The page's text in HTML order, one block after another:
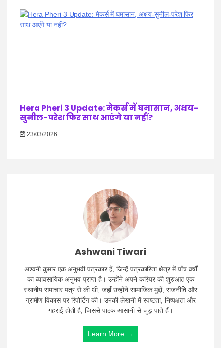
Hera Pheri 3 Update: मेकर्स में घमासान, अक्षय-
सुनील-परेश फिर साथ आएंगे या नहीं?
23/03/2026
Ashwani Tiwari
अश्वनी कुमार एक अनुभवी पत्रकार हैं, जिन्हें पत्रकारिता क्षेत्र में पाँच वर्षों
का व्यावसायिक अनुभव प्राप्त है। उन्होंने अपने करियर की शुरुआत एक
स्थानीय समाचार पत्र से की थी, जहाँ उन्होंने सामाजिक मुद्दों, राजनीति और
ग्रामीण विकास पर रिपोर्टिंग की। उनकी लेखनी में स्पष्टता, निष्पक्षता और
गहराई होती है, जिससे पाठक आसानी से जुड़ पाते हैं।
Learn More →